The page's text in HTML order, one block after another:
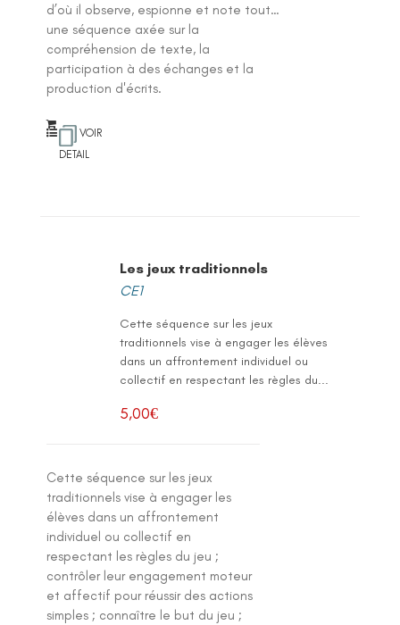
d’où il observe, espionne et note tout…
une séquence axée sur la
compréhension de texte, la
participation à des échanges et la
production d'écrits.
VOIR
DETAIL
Les jeux traditionnels
CE1
Cette séquence sur les jeux
traditionnels vise à engager les élèves
dans un affrontement individuel ou
collectif en respectant les règles du...
5,00€
Cette séquence sur les jeux
traditionnels vise à engager les
élèves dans un affrontement
individuel ou collectif en
respectant les règles du jeu ;
contrôler leur engagement moteur
et affectif pour réussir des actions
simples ; connaître le but du jeu ;